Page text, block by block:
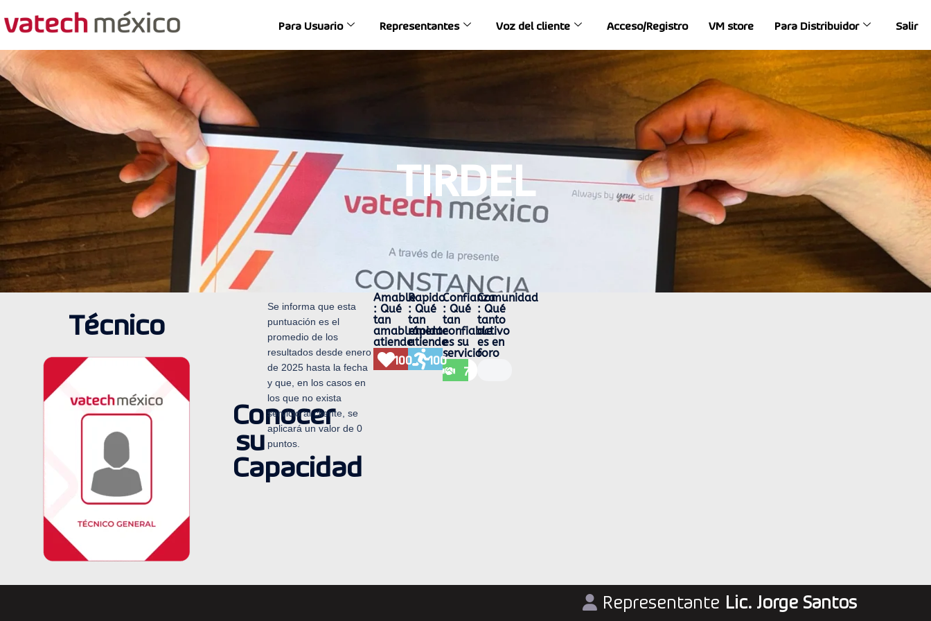
Para Usuario Representantes Voz del cliente Acceso/Registro VM store Para Distribuidor Salir
TIRDEL
Técnico
Conocer
su
Capacidad
Se informa que esta
puntuación es el
promedio de los
resultados desde enero
de 2025 hasta la fecha
y que, en los casos en
los que no exista
servicio al cliente, se
aplicará un valor de 0
puntos.
Amable
: Qué
tan
amablemente
atiende
100
Rapido
: Qué
tan
rápido
atiende
100
Confianza
: Qué
tan
confiable
es su
servicio
74
Comunidad
: Qué
tanto
activo
es en
foro
Representante Lic. Jorge Santos